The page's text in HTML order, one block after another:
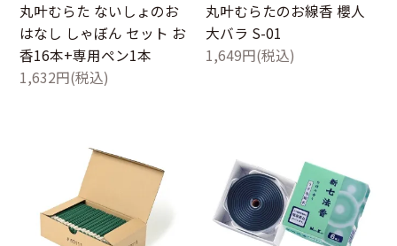
丸叶むらた ないしょのお
はなし しゃぼん セット お
香16本+専用ペン1本
1,632円(税込)
丸叶むらたのお線香 櫻人
大バラ S-01
1,649円(税込)